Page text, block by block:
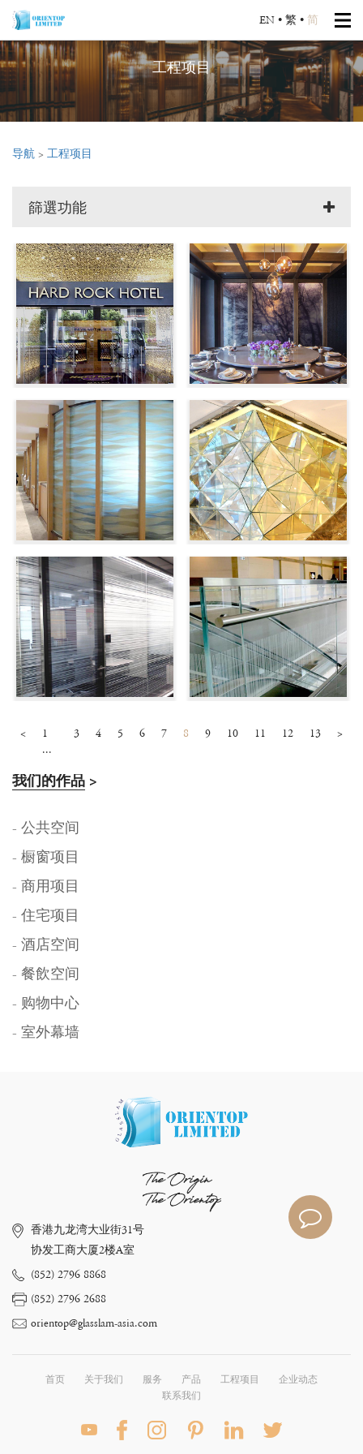
EN • 繁 • 简
工程项目
导航 > 工程项目
篩選功能
<
1
...
3 4 5 6 7 8 9 10 11 12 13 >
我们的作品 >
- 公共空间
- 橱窗项目
- 商用项目
- 住宅项目
- 酒店空间
- 餐飲空间
- 购物中心
- 室外幕墙
The Origin
The Orientop
香港九龙湾大业街31号
协发工商大厦2楼A室
(852) 2796 8868
(852) 2796 2688
orientop@glasslam-asia.com
首页 关于我们 服务 产品 工程项目
企业动态
联系我们